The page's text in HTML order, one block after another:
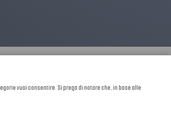
vuoi consentire. Si prega di notare che, in base alle